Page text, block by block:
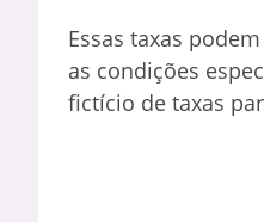
Essas taxas
as condições
fictício de taxas